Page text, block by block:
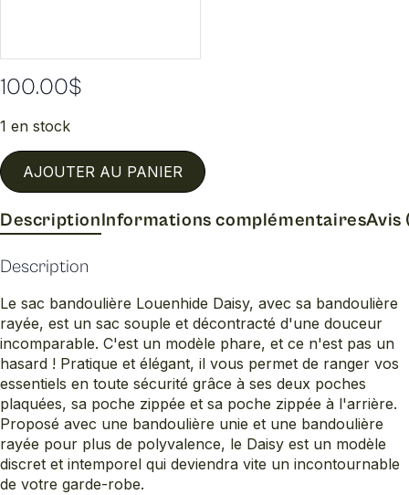
100.00$
1 en stock
AJOUTER AU PANIER
DescriptionInformations complémentairesAvis
Description
Le sac bandoulière Louenhide Daisy, avec sa bandoulière
rayée, est un sac souple et décontracté d'une douceur
incomparable. C'est un modèle phare, et ce n'est pas un
hasard ! Pratique et élégant, il vous permet de ranger vos
essentiels en toute sécurité grâce à ses deux poches
plaquées, sa poche zippée et sa poche zippée à l'arrière.
Proposé avec une bandoulière unie et une bandoulière
rayée pour plus de polyvalence, le Daisy est un modèle
discret et intemporel qui deviendra vite un incontournable
de votre garde-robe.